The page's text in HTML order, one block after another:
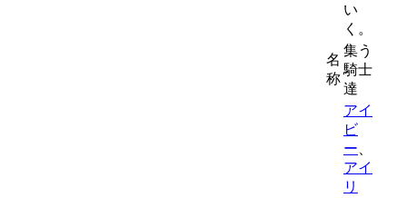
い
く。
名
称
集う
騎士
達
アイ
ビ
ー
アイ
リ